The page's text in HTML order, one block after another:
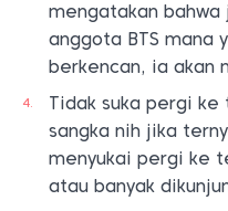
mengatakan
anggota BTS mana
berkencan, ia akan
Tidak suka pergi
sangka nih jika
menyukai pergi ke
atau banyak